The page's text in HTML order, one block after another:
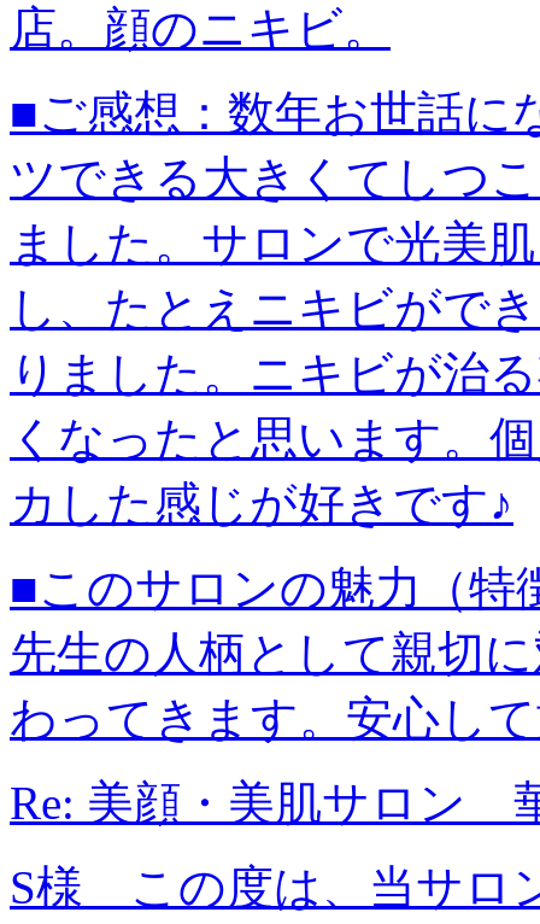
店。顔のニキビ。
■ご感想： 数年お世話に
ツできる大きくてしつ
ました。サロンで光美
し、たとえニキビがで
りました。ニキビが治
くなったと思います。
カした感じが好きです♪
■このサロンの魅力（特
先生の人柄として親切
わってきます。安心し
Re: 美顔・美肌サロン
S様 この度は、当サロ